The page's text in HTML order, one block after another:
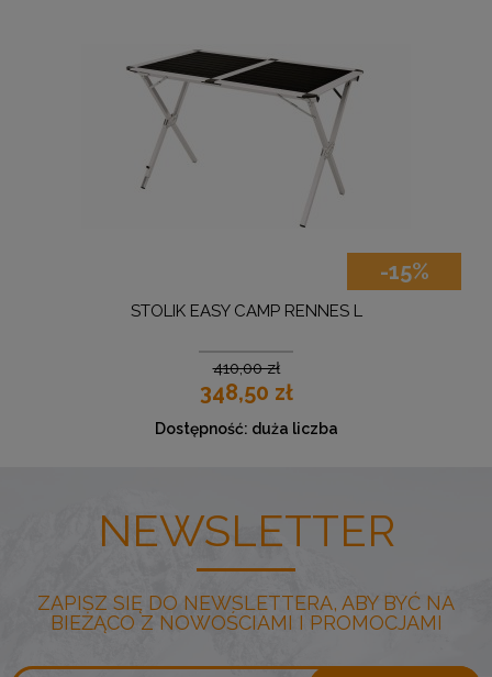
-15%
STOLIK EASY CAMP RENNES L
410,00 zł
348,50 zł
Dostępność: duża liczba
NEWSLETTER
ZAPISZ SIĘ DO NEWSLETTERA, ABY BYĆ NA
BIEŻĄCO Z NOWOŚCIAMI I PROMOCJAMI